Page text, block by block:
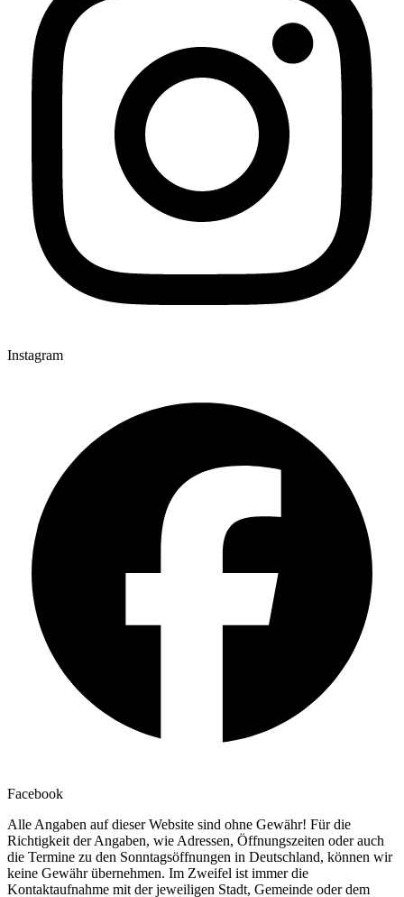
Instagram
Facebook
Alle Angaben auf dieser Website sind ohne Gewähr! Für die
Richtigkeit der Angaben, wie Adressen, Öffnungszeiten oder auch
die Termine zu den Sonntagsöffnungen in Deutschland, können wir
keine Gewähr übernehmen. Im Zweifel ist immer die
Kontaktaufnahme mit der jeweiligen Stadt, Gemeinde oder dem